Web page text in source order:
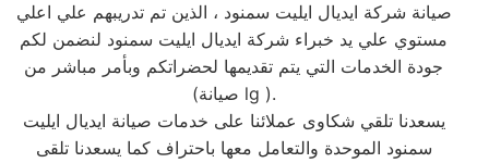
صيانة شركة ايديال ايليت سمنود ، الذين تم تدريبهم علي اعلي
مستوي علي يد خبراء شركة ايديال ايليت سمنود لنضمن لكم
جودة الخدمات التي يتم تقديمها لحضراتكم وبأمر مباشر من
(صيانة lg ).
يسعدنا تلقي شكاوى عملائنا على خدمات صيانة ايديال ايليت
سمنود الموحدة والتعامل معها باحتراف كما يسعدنا تلقى